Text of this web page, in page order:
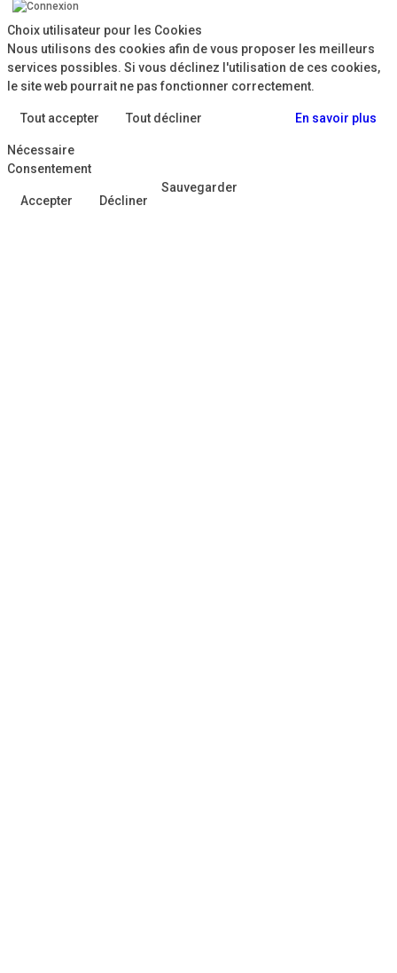
Choix utilisateur pour les Cookies
Nous utilisons des cookies afin de vous proposer les meilleurs
services possibles. Si vous déclinez l'utilisation de ces cookies,
le site web pourrait ne pas fonctionner correctement.
Tout accepter Tout décliner En savoir plus
Nécessaire
Consentement
Accepter Décliner
Sauvegarder